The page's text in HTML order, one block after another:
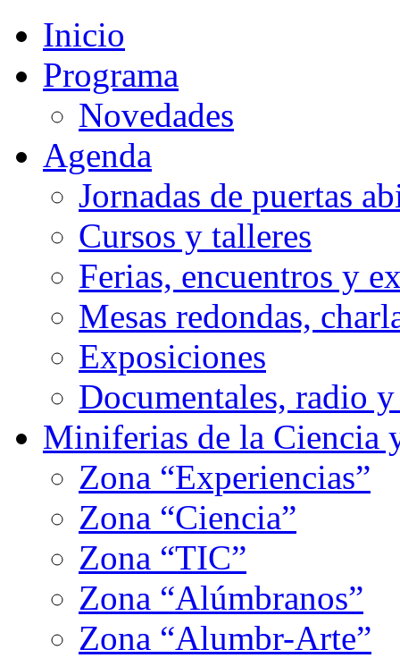
Inicio
Programa
Novedades
Agenda
Jornadas de puertas
Cursos y talleres
Ferias, encuentros y
Mesas redondas,
Exposiciones
Documentales, radio
Miniferias de la Ciencia
Zona “Experiencias”
Zona “Ciencia”
Zona “TIC”
Zona “Alúmbranos”
Zona “Alumbr-Arte”